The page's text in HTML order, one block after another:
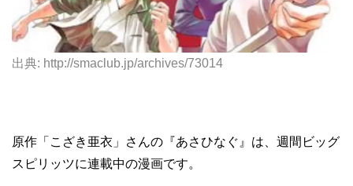
出典: http://smaclub.jp/archives/73014
原作「こざき亜衣」さんの『あさひなぐ』は、週間ビッグ
スピリッツに連載中の漫画です。